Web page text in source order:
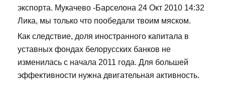
экспорта. Мукачево -Барселона 24 Окт 2010 14:32
Лика, мы только что пообедали твоим мяском.
Как следствие, доля иностранного капитала в
уставных фондах белорусских банков не
изменилась с начала 2011 года. Для большей
эффективности нужна двигательная активность.